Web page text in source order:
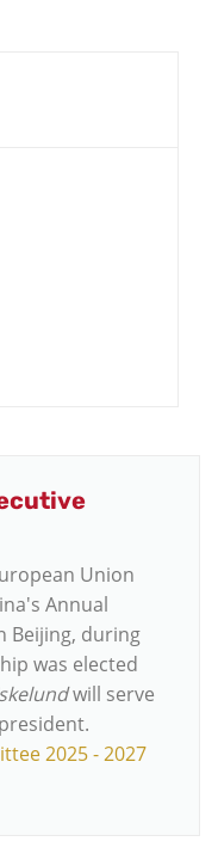
Union
Annual
Beijing, during
was elected
will serve
2025 - 2027